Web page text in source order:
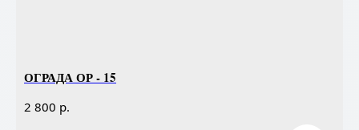
ОГРАДА ОР - 15
2 800 р.